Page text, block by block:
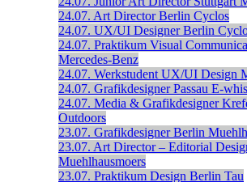
24.07. Art Director Berlin Cyclos
24.07. UX/UI Designer Berlin
24.07. Praktikum Visual
Mercedes-Benz
24.07. Werkstudent UX/UI Design
24.07. Grafikdesigner Passau E-
24.07. Media & Grafikdesigner
Outdoors
23.07. Grafikdesigner Berlin
23.07. Art Director – Editorial
Muehlhausmoers
23.07. Praktikum Design Berlin Tau